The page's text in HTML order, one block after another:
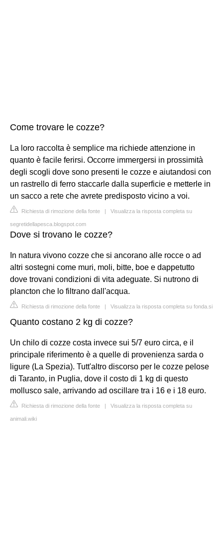
Come trovare le cozze?
La loro raccolta è semplice ma richiede attenzione in
quanto è facile ferirsi. Occorre immergersi in prossimità
degli scogli dove sono presenti le cozze e aiutandosi con
un rastrello di ferro staccarle dalla superficie e metterle in
un sacco a rete che avrete predisposto vicino a voi.
Richiesta di rimozione della fonte | Visualizza la risposta completa su
segretidellapesca.blogspot.com
Dove si trovano le cozze?
In natura vivono cozze che si ancorano alle rocce o ad
altri sostegni come muri, moli, bitte, boe e dappetutto
dove trovani condizioni di vita adeguate. Si nutrono di
plancton che lo filtrano dall'acqua.
Richiesta di rimozione della fonte | Visualizza la risposta completa su fonda.si
Quanto costano 2 kg di cozze?
Un chilo di cozze costa invece sui 5/7 euro circa, e il
principale riferimento è a quelle di provenienza sarda o
ligure (La Spezia). Tutt'altro discorso per le cozze pelose
di Taranto, in Puglia, dove il costo di 1 kg di questo
mollusco sale, arrivando ad oscillare tra i 16 e i 18 euro.
Richiesta di rimozione della fonte | Visualizza la risposta completa su
animali.wiki